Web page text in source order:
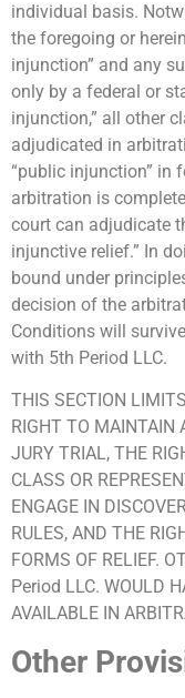
individual basis.
the foregoing or
injunction” and any
only by a federal or
injunction,” all other
adjudicated in
“public injunction” in
arbitration is
court can adjudicate
injunctive relief.” In
bound under
decision of the
Conditions will
with 5th Period LLC.
THIS SECTION
RIGHT TO MAINTAIN
JURY TRIAL, THE
CLASS OR
ENGAGE IN
RULES, AND THE
FORMS OF RELIEF.
Period LLC. WOULD
AVAILABLE IN
Other